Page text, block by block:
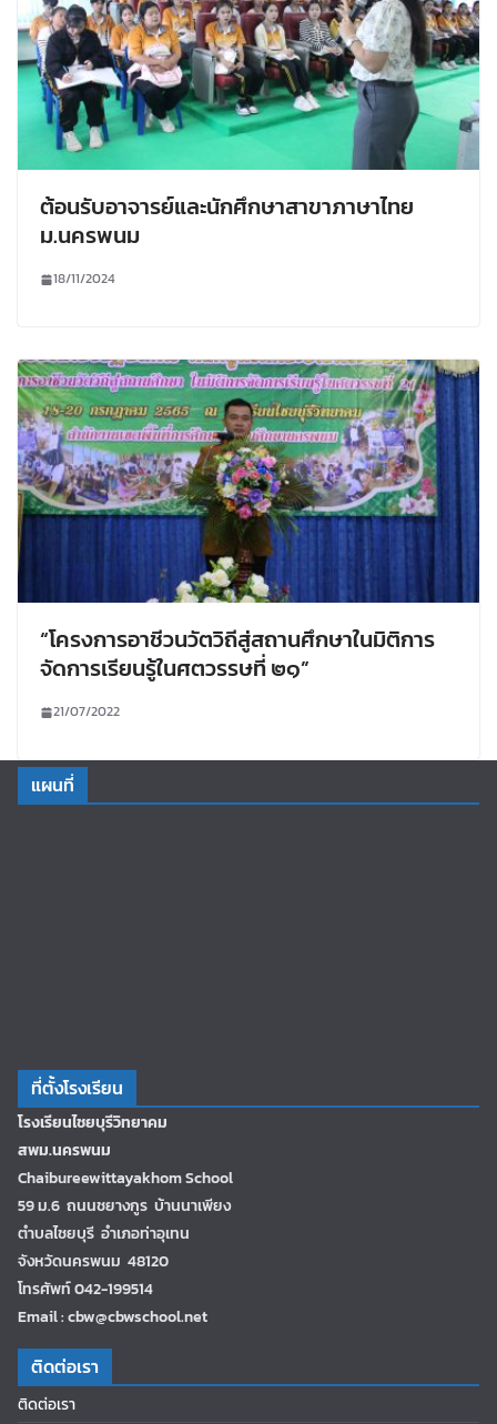
ต้อนรับอาจารย์และนักศึกษาสาขาภาษาไทย
ม.นครพนม
18/11/2024
“โครงการอาชีวนวัตวิถีสู่สถานศึกษาในมิติการ
จัดการเรียนรู้ในศตวรรษที่ ๒๑”
21/07/2022
แผนที่
ที่ตั้งโรงเรียน
โรงเรียนไชยบุรีวิทยาคม
สพม.นครพนม
Chaibureewittayakhom School
59 ม.6 ถนนชยางกูร บ้านนาเพียง
ตำบลไชยบุรี อำเภอท่าอุเทน
จังหวัดนครพนม 48120
โทรศัพท์ 042-199514
Email : cbw@cbwschool.net
ติดต่อเรา
ติดต่อเรา